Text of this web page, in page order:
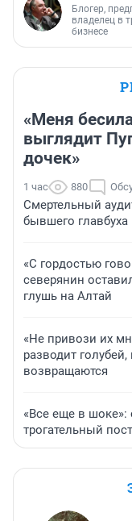
Блогер,
владелец в
бизнесе
«Меня
выглядит
дочек»
1 час 880
Смертельный
бывшего
«С гордостью
северянин
глушь на Алтай
«Не привози их
разводит
возвращаются
«Все еще в
трогательный